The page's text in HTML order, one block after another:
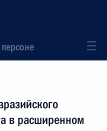
в расширенном